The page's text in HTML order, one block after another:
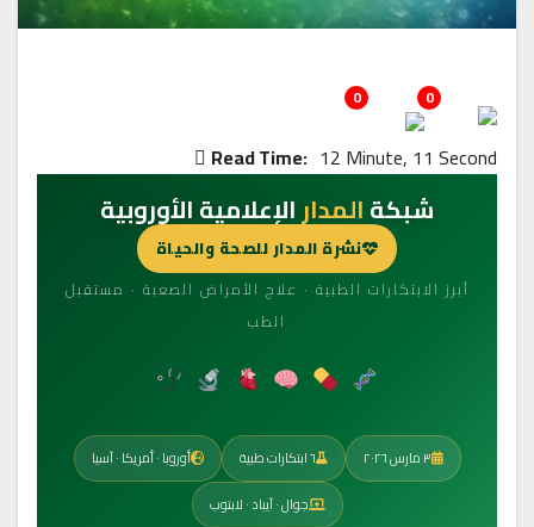
0
0
Read Time: 12 Minute, 11 Second
شبكةالمدارالإعلامية الأوروبية
نشرة المدار للصحة والحياة
أبرز الابتكارات الطبية · علاج الأمراض الصعبة · مستقبل
الطب
٣ مارس ٢٠٢٦ ٦ ابتكارات طبية
أوروبا · أمريكا · آسيا
جوال · آيباد · لابتوب